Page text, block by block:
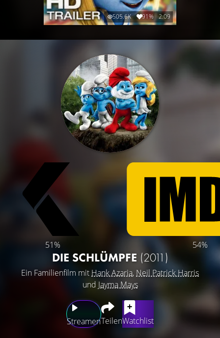
505.6K 91% 2:09
51% 54%
DIE SCHLÜMPFE (2011)
Ein Familienfilm mit Hank Azaria, Neil Patrick Harris
und Jayma Mays
StreamenTeilenWatchlist